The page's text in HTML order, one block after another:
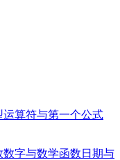
运算符与第一个公式
数字与数学函数 日期与